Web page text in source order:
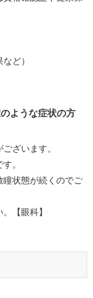
ど）
ような症状の方
ざいます。
。
状態が続くのでご
【眼科】